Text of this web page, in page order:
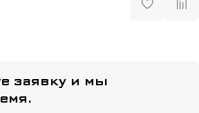
заявку и мы